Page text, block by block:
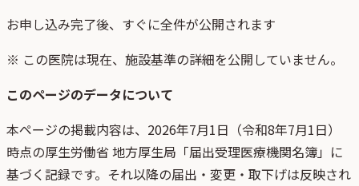
お申し込み完了後、すぐに全件が公開されます
※ この医院は現在、施設基準の詳細を公開していません。
このページのデータについて
本ページの掲載内容は、 2026年7月1日 （令和8年7月1日）
時点の厚生労働省 地方厚生局「届出受理医療機関名簿」 に
基づく記録です。それ以降の届出・変更・取下げは反映され